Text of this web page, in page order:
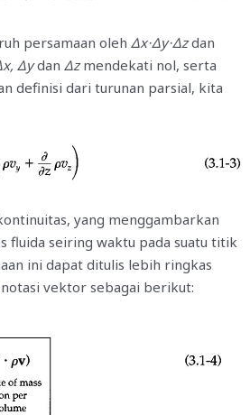
persamaan oleh Δx⋅Δy⋅Δz dan
Δydan Δzmendekati nol, serta
definisi dari turunan parsial, kita
yang menggambarkan
fluida seiring waktu pada suatu titik
ini dapat ditulis lebih ringkas
vektor sebagai berikut: